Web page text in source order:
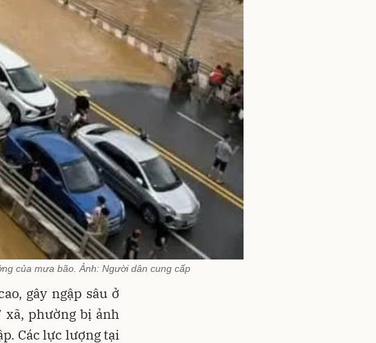
của mưa bão. Ảnh: Người dân cung cấp
gây ngập sâu ở
xã, phường bị ảnh
Các lực lượng tại